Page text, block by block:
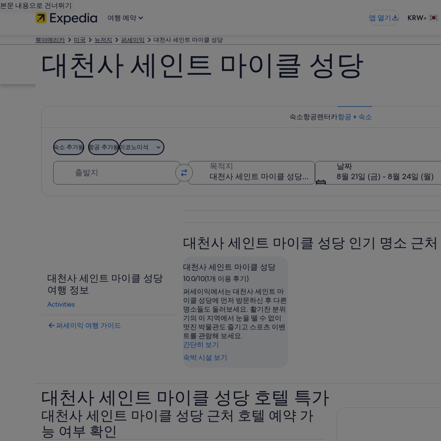
본문 내용으로 건너뛰기
여행 예약
앱 열기 KRW•
북아메리카 미국 뉴저지 퍼세이익 대천사 세인트 마이클 성당
대천사 세인트 마이클 성당
숙소항공렌터카항공 + 숙소
숙소 추가됨 항공 추가됨이코노미석
목적지
날짜
8월 21일 (금) - 8월 24일 (월)
대천사 세인트 마이클 성당
여행 정보
Activities
퍼세이익 여행 가이드
대천사 세인트 마이클 성당 인기 명소 근
대천사 세인트 마이클 성당
10.0/10(1개 이용 후기)
퍼세이익에서는 대천사 세인트 마
이클 성당에 먼저 방문하신 후 다른
명소들도 둘러보세요. 활기찬 분위
기의 이 지역에서 눈을 뗄 수 없이
멋진 박물관도 즐기고 스포츠 이벤
트를 관람해 보세요.
간단히 보기
숙박 시설 보기
대천사 세인트 마이클 성당 호텔 특가
대천사 세인트 마이클 성당 근처 호텔 예약 가
능 여부 확인